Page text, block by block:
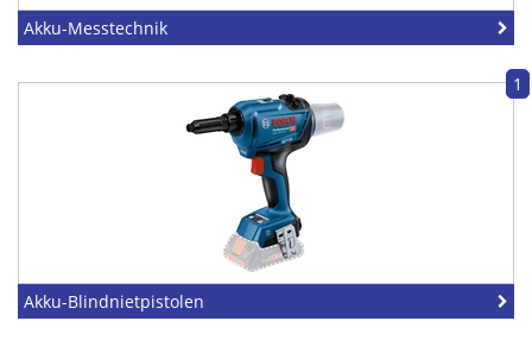
Akku-Messtechnik
1
Akku-Blindnietpistolen